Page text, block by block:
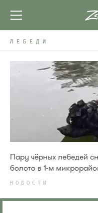
ЛЕБЕДИ
Пару чёрных лебедей
болото в 1-м
НОВОСТИ